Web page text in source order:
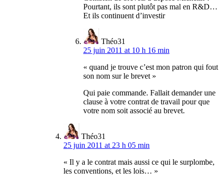
Pourtant, ils sont plutôt pas mal en R&D…
Et ils continuent d’investir
Théo31
25 juin 2011 at 10 h 16 min
« quand je trouve c’est mon patron qui fout
son nom sur le brevet »
Qui paie commande. Fallait demander une
clause à votre contrat de travail pour que
votre nom soit associé au brevet.
Théo31
25 juin 2011 at 23 h 05 min
« Il y a le contrat mais aussi ce qui le surplombe,
les conventions, et les lois… »